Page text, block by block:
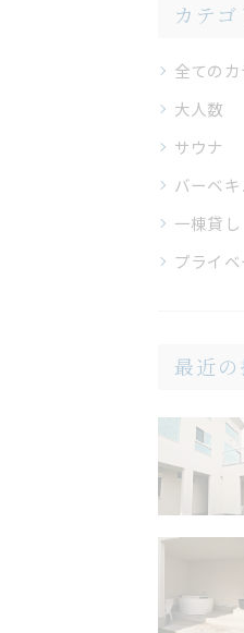
カテゴ
全ての
大人数
サウナ
バーベキ
一棟貸し
プライベ
最近の